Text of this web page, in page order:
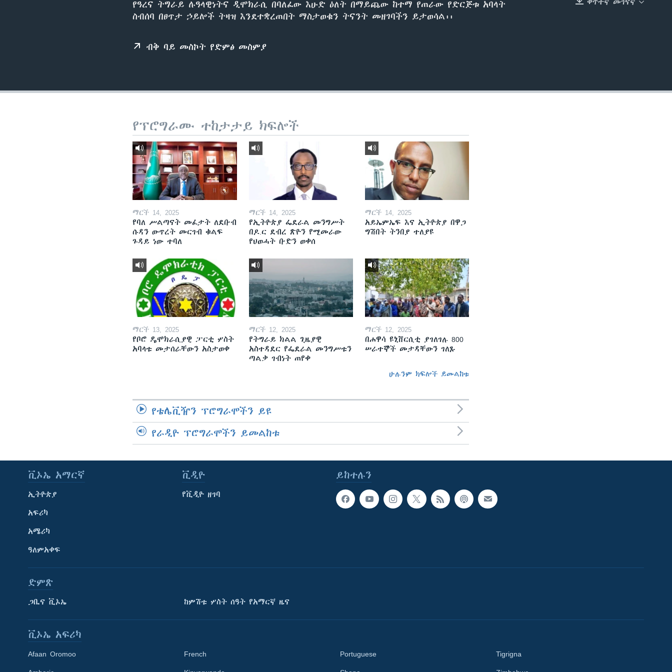
EMBED
የዓረና ትግራይ ሉዓላዊነትና ዲሞክራሲ በባለፈው እሁድ ዕለት በማይጨው ከተማ የጠራው የድርጅቱ አባላት
ስብሰባ በፀጥታ ኃይሎች ትዛዝ እንደተቋረጠበት ማስታወቁን ትናንት መዘገባችን ይታወሳል፡፡
ብቅ ባይ መስኮት የድምፅ መስምያ
የፕሮግራሙ ተከታታይ ክፍሎች
ማርች 14, 2025
የባለ ሥልጣናት መፈታት ለደቡብ
ሱዳን ውጥረት መርገብ ቁልፍ
ጉዳይ ነው ተባለ
ማርች 14, 2025
የኢትዮጵያ ፌደራል መንግሥት
በዶ.ር ደብረ ጽዮን የሚመራው
የህወሓት ቡድን ወቀሰ
ማርች 14, 2025
አይኤምኤፍ እና ኢትዮጵያ በዋጋ
ግሽበት ትንበያ ተለያዩ
ማርች 13, 2025
የቦሮ ዴሞክራሲያዊ ፓርቲ ሦስት
አባላቱ መታሰራቸውን አስታወቀ
ማርች 12, 2025
የትግራይ ክልል ጊዜያዊ
አስተዳደር የፌደራል መንግሥቱን
ጣልቃ ገብነት ጠየቀ
ማርች 12, 2025
በሐዋሳ ዩኒቨርሲቲ ያገለገሉ 800
ሠራተኞች መታዳቸውን ገለጹ
ሁሉንም ክፍሎች ይመልከቱ
የቴሌቪዥን ፕሮግራሞችን ይዩ
የራዲዮ ፕሮግራሞችን ይመልከቱ
ይከተሉን
ቪኦኤ አማርኛ
ኢትዮጵያ
አፍሪካ
አሜሪካ
ዓለምአቀፍ
ቪዲዮ
የቪዲዮ ዘገባ
ድምጽ
ጋቢና ቪኦኤ ከምሽቱ ሦስት ሰዓት የአማርኛ ዜና
ቪኦኤ አፍሪካ
Afaan Oromoo French Portuguese Tigrigna